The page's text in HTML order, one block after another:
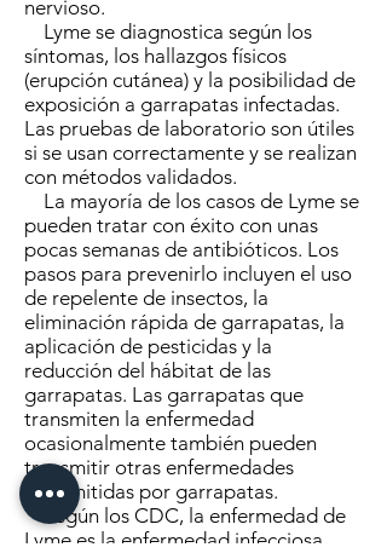
nervioso.
Lyme se diagnostica según los
síntomas, los hallazgos físicos
(erupción cutánea) y la posibilidad de
exposición a garrapatas infectadas.
Las pruebas de laboratorio son útiles
si se usan correctamente y se realizan
con métodos validados.
La mayoría de los casos de Lyme se
pueden tratar con éxito con unas
pocas semanas de antibióticos. Los
pasos para prevenirlo incluyen el uso
de repelente de insectos, la
eliminación rápida de garrapatas, la
aplicación de pesticidas y la
reducción del hábitat de las
garrapatas. Las garrapatas que
transmiten la enfermedad
ocasionalmente también pueden
transmitir otras enfermedades
transmitidas por garrapatas.
Según los CDC, la enfermedad de
Lyme es la enfermedad infecciosa